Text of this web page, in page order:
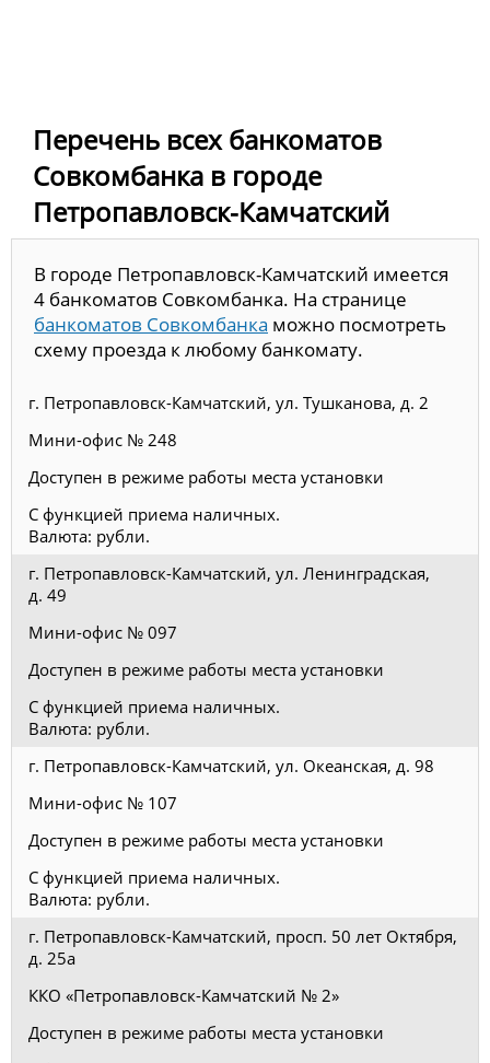
Перечень всех банкоматов
Совкомбанка в городе
Петропавловск-Камчатский
В городе Петропавловск-Камчатский имеется
4 банкоматов Совкомбанка. На странице
банкоматов Совкомбанка можно посмотреть
схему проезда к любому банкомату.
г. Петропавловск-Камчатский, ул. Тушканова, д. 2
Мини-офис № 248
Доступен в режиме работы места установки
С функцией приема наличных.
Валюта: рубли.
г. Петропавловск-Камчатский, ул. Ленинградская,
д. 49
Мини-офис № 097
Доступен в режиме работы места установки
С функцией приема наличных.
Валюта: рубли.
г. Петропавловск-Камчатский, ул. Океанская, д. 98
Мини-офис № 107
Доступен в режиме работы места установки
С функцией приема наличных.
Валюта: рубли.
г. Петропавловск-Камчатский, просп. 50 лет Октября,
д. 25а
ККО «Петропавловск-Камчатский № 2»
Доступен в режиме работы места установки